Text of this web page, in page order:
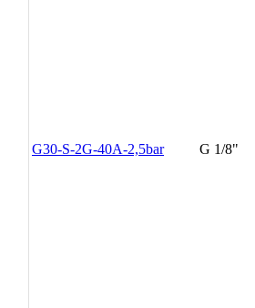
G30-S-2G-40A-2,5bar G 1/8"